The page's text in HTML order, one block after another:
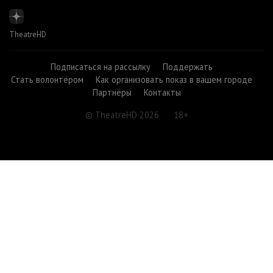
TheatreHD
Подписаться на рассылку
Поддержать
Стать волонтёром
Как организовать показ в вашем городе
Партнёры
Контакты
© TheatreHD 2026
18+